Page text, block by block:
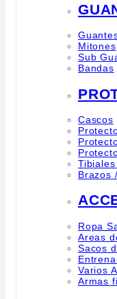
Mitones
Sub
Bandas
Cascos
Brazos
Ropa
Areas
Sacos
Varios
Armas